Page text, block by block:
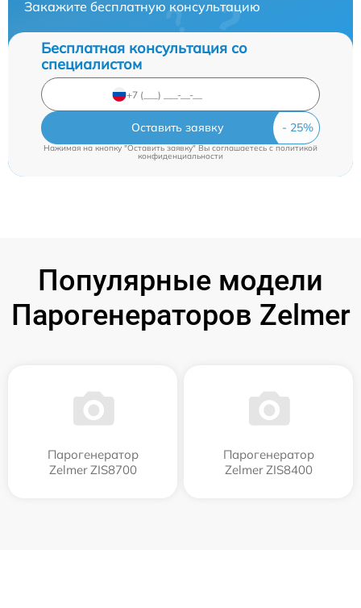
Закажите бесплатную консультацию
Бесплатная консультация со
специалистом
Оставить заявку
Нажимая на кнопку "Оставить заявку" Вы соглашаетесь c политикой
конфиденциальности
Популярные модели
Парогенераторов Zelmer
Парогенератор
Zelmer ZIS8700
Парогенератор
Zelmer ZIS8400